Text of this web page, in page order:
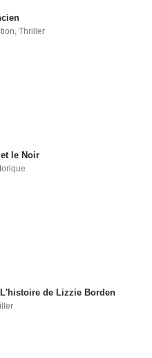
,Thriller
le Noir
de Lizzie Borden